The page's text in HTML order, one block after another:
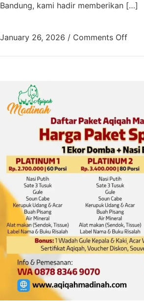
Bandung, kami hadir memberikan […]
January 26, 2026 / Comments Off